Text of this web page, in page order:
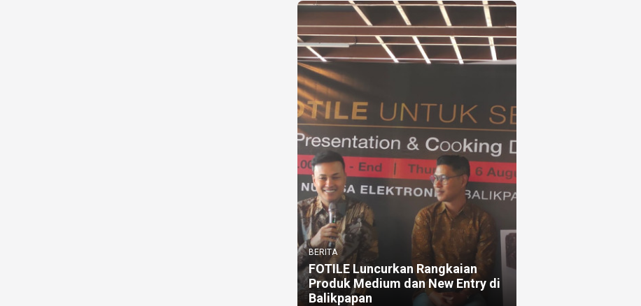
BERITA
FOTILE Luncurkan Rangkaian
Produk Medium dan New Entry di
Balikpapan